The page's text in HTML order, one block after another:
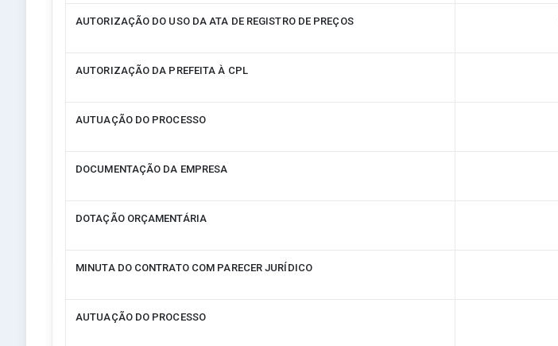
AUTORIZAÇÃO DO USO DA ATA DE REGISTRO DE PREÇOS
AUTORIZAÇÃO DA PREFEITA À CPL
AUTUAÇÃO DO PROCESSO
DOCUMENTAÇÃO DA EMPRESA
DOTAÇÃO ORÇAMENTÁRIA
MINUTA DO CONTRATO COM PARECER JURÍDICO
AUTUAÇÃO DO PROCESSO